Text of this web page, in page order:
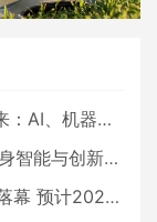
人与智能生活大爆发
域 中国公司大放异彩
业收入将超五千亿美元